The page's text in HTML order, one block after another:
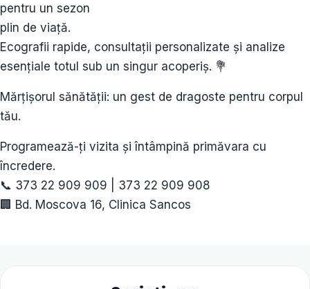
pentru un sezon
plin de viață.
Ecografii rapide, consultații personalizate și analize
esențiale totul sub un singur acoperiș. 💐
Mărțișorul sănătății: un gest de dragoste pentru corpul
tău.
Programează-ți vizita și întâmpină primăvara cu
încredere.
📞 373 22 909 909 | 373 22 909 908
🏢 Bd. Moscova 16, Clinica Sancos